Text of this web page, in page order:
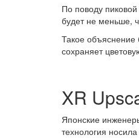
По поводу пиковой
будет не меньше,
Такое объяснение
сохраняет
XR
Японские
технология